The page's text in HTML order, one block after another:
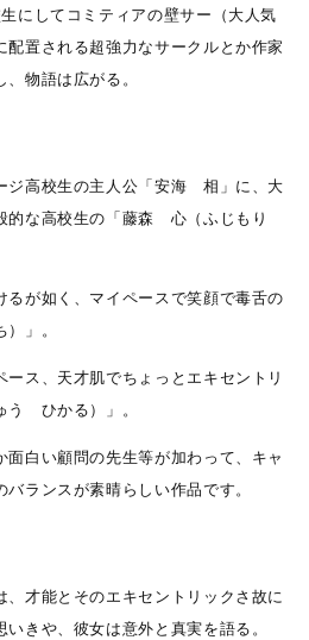
にしてコミティアの壁サー（大人気
置される超強力なサークルとか作家
物語は広がる。
ジ高校生の主人公「安海 相」に、大
的な高校生の「藤森 心（ふじもり
るが如く、マイペースで笑顔で毒舌の
」。
ス、天才肌でちょっとエキセントリ
う ひかる）」。
面白い顧問の先生等が加わって、キャ
ランスが素晴らしい作品です。
才能とそのエキセントリックさ故に
きや、彼女は意外と真実を語る。